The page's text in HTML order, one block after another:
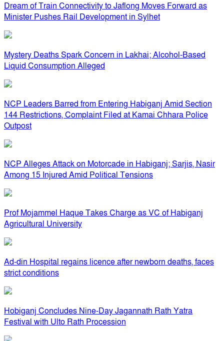
Dream of Train Connectivity to Jaflong Moves Forward as
Minister Pushes Rail Development in Sylhet
Mystery Deaths Spark Concern in Lakhai; Alcohol-Based
Liquid Consumption Alleged
NCP Leaders Barred from Entering Habiganj Amid Section
144 Restrictions, Complaint Filed at Kamai Chhara Police
Outpost
NCP Alleges Attack on Motorcade in Habiganj; Sarjis, Nasir
Among 15 Injured Amid Political Tensions
Prof Mojammel Haque Takes Charge as VC of Habiganj
Agricultural University
Ad-din Hospital regains licence after newborn deaths, faces
strict conditions
Hobiganj Concludes Nine-Day Jagannath Rath Yatra
Festival with Ulto Rath Procession